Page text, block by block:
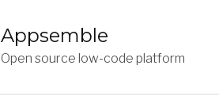
Appsemble
Open source low-code platform